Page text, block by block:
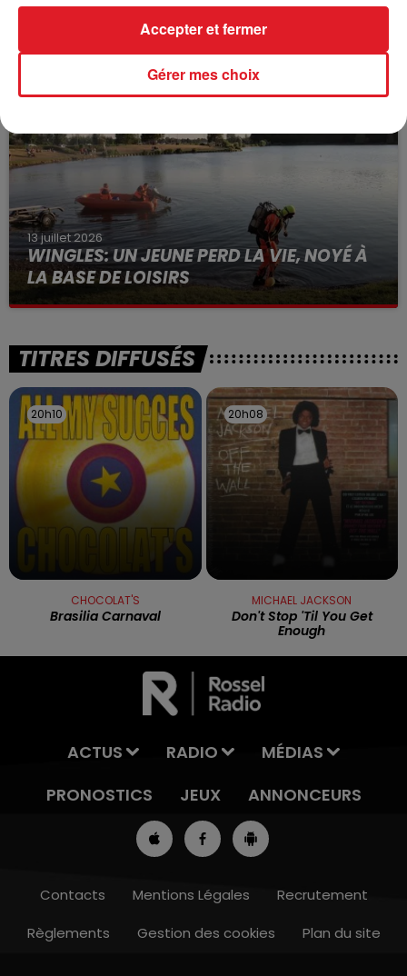
13h00 - 16h00
15 juillet 2026
BÉTHUNE: ENQUÊTE POUR HOMICIDE
VOLONTAIRE EN COURS, APRÈS LA...
Selon les premiers éléments, le logement servait
à des prostituées
13 juillet 2026
WINGLES: UN JEUNE PERD LA VIE, NOYÉ À
LA BASE DE LOISIRS
La victime a coulé à pic
TITRES DIFFUSÉS
20h10
20h10
CHOCOLAT'S
Brasilia Carnaval
20h08
20h08
MICHAEL JACKSON
Don't Stop 'til You Get
Enough
ACTUS RADIO
MÉDIAS
PRONOSTICS
JEUX ANNONCEURS
Contacts Mentions Légales
Recrutement
Règlements
Gestion des cookies Plan du site
Gérer mes choix
Accepter et fermer